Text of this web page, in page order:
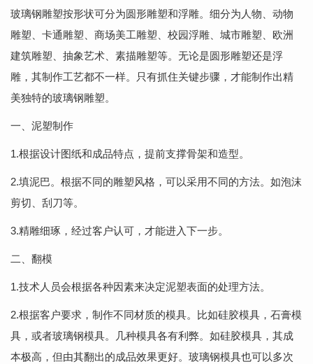
玻璃钢雕塑按形状可分为圆形雕塑和浮雕。细分为人物、动物
雕塑、卡通雕塑、商场美工雕塑、校园浮雕、城市雕塑、欧洲
建筑雕塑、抽象艺术、素描雕塑等。无论是圆形雕塑还是浮
雕，其制作工艺都不一样。只有抓住关键步骤，才能制作出精
美独特的玻璃钢雕塑。
一、泥塑制作
1.根据设计图纸和成品特点，提前支撑骨架和造型。
2.填泥巴。根据不同的雕塑风格，可以采用不同的方法。如泡沫
剪切、刮刀等。
3.精雕细琢，经过客户认可，才能进入下一步。
二、翻模
1.技术人员会根据各种因素来决定泥塑表面的处理方法。
2.根据客户要求，制作不同材质的模具。比如硅胶模具，石膏模
具，或者玻璃钢模具。几种模具各有利弊。如硅胶模具，其成
本极高，但由其翻出的成品效果更好。玻璃钢模具也可以多次